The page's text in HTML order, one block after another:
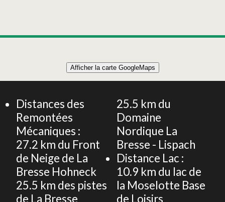
Grande Maison 10 personnes - Sauna & grand jardin -
Gîte du Feing des loges
Afficher la carte GoogleMaps
Distances des
Remontées
Mécaniques :
27.2 km du Front
de Neige de La
Bresse Hohneck
25.5 km des pistes
de La Bresse
25.5 km du
Domaine
Nordique La
Bresse - Lispach
Distance Lac :
10.9 km du lac de
la Moselotte Base
de Loisirs